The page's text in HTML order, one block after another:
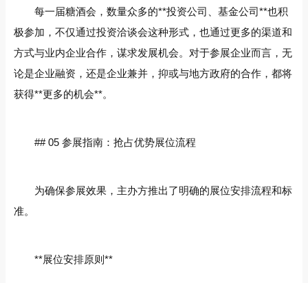
每一届糖酒会，数量众多的**投资公司、基金公司**也积
极参加，不仅通过投资洽谈会这种形式，也通过更多的渠道和
方式与业内企业合作，谋求发展机会。对于参展企业而言，无
论是企业融资，还是企业兼并，抑或与地方政府的合作，都将
获得**更多的机会**。
## 05 参展指南：抢占优势展位流程
为确保参展效果，主办方推出了明确的展位安排流程和标
准。
**展位安排原则**